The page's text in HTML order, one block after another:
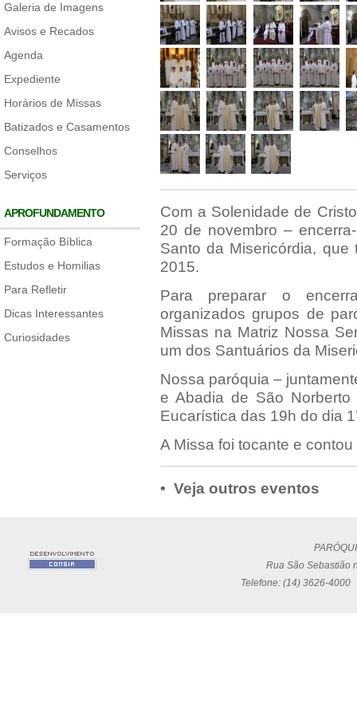
Galeria de Imagens
Avisos e Recados
Agenda
Expediente
Horários de Missas
Batizados e Casamentos
Conselhos
Serviços
APROFUNDAMENTO
Formação Bíblica
Estudos e Homilias
Para Refletir
Dicas Interessantes
Curiosidades
Com a Solenidade de
20 de novembro –
Santo da Misericórdia,
2015.
Para preparar o
organizados grupos de
Missas na Matriz Nossa
um dos Santuários da
Nossa paróquia –
e Abadia de São
Eucarística das 19h do dia
A Missa foi tocante e
• Veja outros eventos
Rua São Sebastião
Telefone: (14) 3626-